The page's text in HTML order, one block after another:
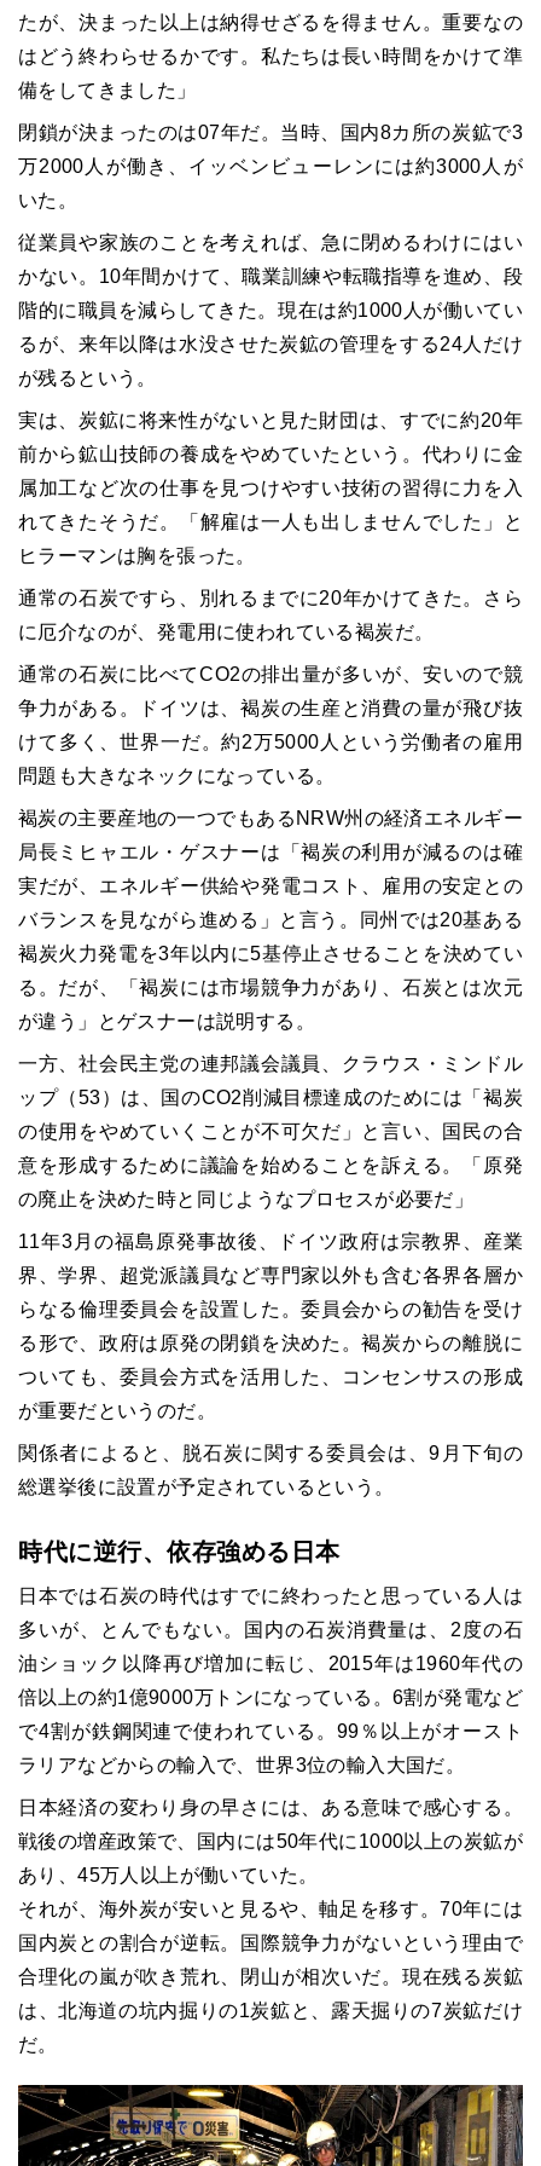
たが、決まった以上は納得せざるを得ません。重要なの
はどう終わらせるかです。私たちは長い時間をかけて準
備をしてきました」
閉鎖が決まったのは07年だ。当時、国内8カ所の炭鉱で3
万2000人が働き、イッベンビューレンには約3000人が
いた。
従業員や家族のことを考えれば、急に閉めるわけにはい
かない。10年間かけて、職業訓練や転職指導を進め、段
階的に職員を減らしてきた。現在は約1000人が働いてい
るが、来年以降は水没させた炭鉱の管理をする24人だけ
が残るという。
実は、炭鉱に将来性がないと見た財団は、すでに約20年
前から鉱山技師の養成をやめていたという。代わりに金
属加工など次の仕事を見つけやすい技術の習得に力を入
れてきたそうだ。「解雇は一人も出しませんでした」と
ヒラーマンは胸を張った。
通常の石炭ですら、別れるまでに20年かけてきた。さら
に厄介なのが、発電用に使われている褐炭だ。
通常の石炭に比べてCO2の排出量が多いが、安いので競
争力がある。ドイツは、褐炭の生産と消費の量が飛び抜
けて多く、世界一だ。約2万5000人という労働者の雇用
問題も大きなネックになっている。
褐炭の主要産地の一つでもあるNRW州の経済エネルギー
局長ミヒャエル・ゲスナーは「褐炭の利用が減るのは確
実だが、エネルギー供給や発電コスト、雇用の安定との
バランスを見ながら進める」と言う。同州では20基ある
褐炭火力発電を3年以内に5基停止させることを決めてい
る。だが、「褐炭には市場競争力があり、石炭とは次元
が違う」とゲスナーは説明する。
一方、社会民主党の連邦議会議員、クラウス・ミンドル
ップ（53）は、国のCO2削減目標達成のためには「褐炭
の使用をやめていくことが不可欠だ」と言い、国民の合
意を形成するために議論を始めることを訴える。「原発
の廃止を決めた時と同じようなプロセスが必要だ」
11年3月の福島原発事故後、ドイツ政府は宗教界、産業
界、学界、超党派議員など専門家以外も含む各界各層か
らなる倫理委員会を設置した。委員会からの勧告を受け
る形で、政府は原発の閉鎖を決めた。褐炭からの離脱に
ついても、委員会方式を活用した、コンセンサスの形成
が重要だというのだ。
関係者によると、脱石炭に関する委員会は、9月下旬の
総選挙後に設置が予定されているという。
時代に逆行、依存強める日本
日本では石炭の時代はすでに終わったと思っている人は
多いが、とんでもない。国内の石炭消費量は、2度の石
油ショック以降再び増加に転じ、2015年は1960年代の
倍以上の約1億9000万トンになっている。6割が発電など
で4割が鉄鋼関連で使われている。99％以上がオースト
ラリアなどからの輸入で、世界3位の輸入大国だ。
日本経済の変わり身の早さには、ある意味で感心する。
戦後の増産政策で、国内には50年代に1000以上の炭鉱が
あり、45万人以上が働いていた。
それが、海外炭が安いと見るや、軸足を移す。70年には
国内炭との割合が逆転。国際競争力がないという理由で
合理化の嵐が吹き荒れ、閉山が相次いだ。現在残る炭鉱
は、北海道の坑内掘りの1炭鉱と、露天掘りの7炭鉱だけ
だ。